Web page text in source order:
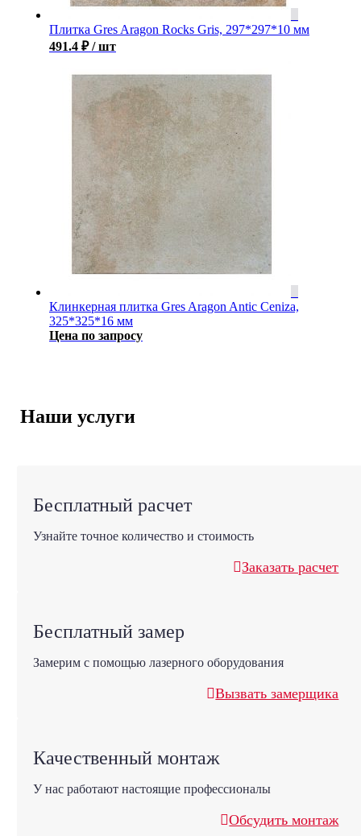
Плитка Gres Aragon Rocks Gris, 297*297*10 мм
491.4 ₽ / шт
Клинкерная плитка Gres Aragon Antic Ceniza,
325*325*16 мм
Цена по запросу
Наши услуги
Бесплатный расчет
Узнайте точное количество и стоимость
Заказать расчет
Бесплатный замер
Замерим с помощью лазерного оборудования
Вызвать замерщика
Качественный монтаж
У нас работают настоящие профессионалы
Обсудить монтаж